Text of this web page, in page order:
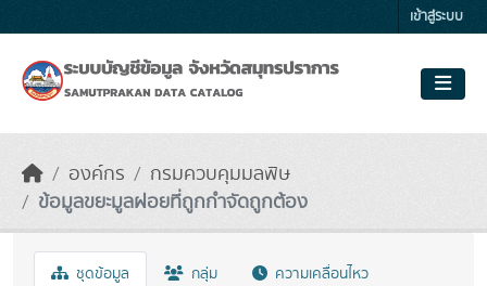
เข้าสู่ระบบ
องค์กร
กรมควบคุมมลพิษ
ข้อมูลขยะมูลฝอยที่ถูกกำจัดถูกต้อง
ชุดข้อมูล กลุ่ม ความเคลื่อนไหว